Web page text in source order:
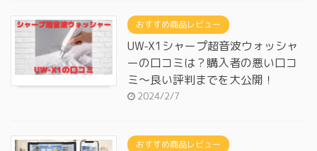
おすすめ商品レビュー
UW-X1シャープ超音波ウォッシャ
ーの口コミは？購入者の悪い口コ
ミ～良い評判までを大公開！
2024/2/7
おすすめ商品レビュー